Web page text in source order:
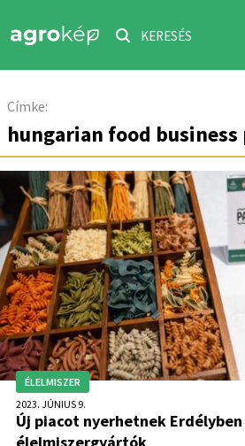
KERESÉS
Címke:
hungarian food
ÉLELMISZER
2023. JÚNIUS 9.
Új piacot nyerhetnek
élelmiszergyártók